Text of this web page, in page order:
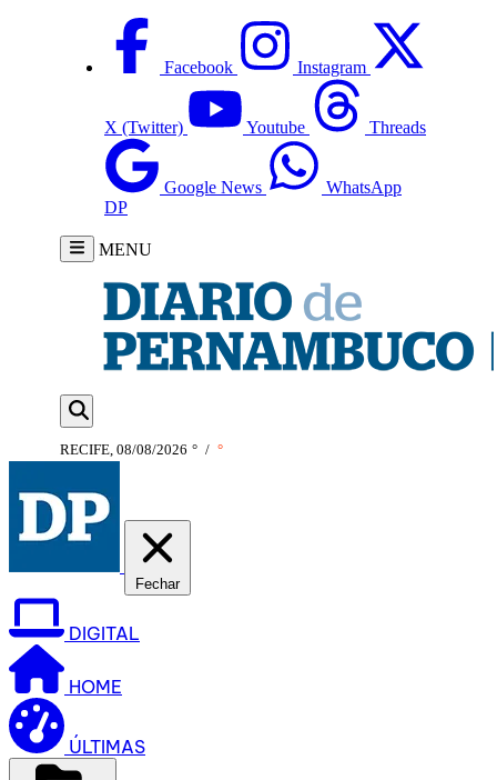
Facebook Instagram
X (Twitter) Youtube Threads
Google News
WhatsApp
DP
MENU
RECIFE, 08/08/2026 ° / °
Fechar
DIGITAL
HOME
ÚLTIMAS